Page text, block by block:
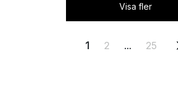
Visa fler
1 2 ... 25